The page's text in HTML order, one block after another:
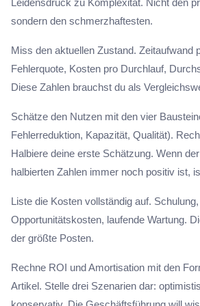
Leidensdruck zu Komplexität. Nicht den
sondern den schmerzhaftesten.
Miss den aktuellen Zustand. Zeitaufwand
Fehlerquote, Kosten pro Durchlauf,
Diese Zahlen brauchst du als
Schätze den Nutzen mit den vier
Fehlerreduktion, Kapazität, Qualität).
Halbiere deine erste Schätzung. Wenn
halbierten Zahlen immer noch positiv ist,
Liste die Kosten vollständig auf.
Opportunitätskosten, laufende Wartung.
der größte Posten.
Rechne ROI und Amortisation mit den
Artikel. Stelle drei Szenarien dar: